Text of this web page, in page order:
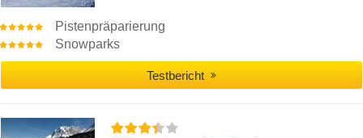
Pistenpräparierung
Snowparks
Testbericht